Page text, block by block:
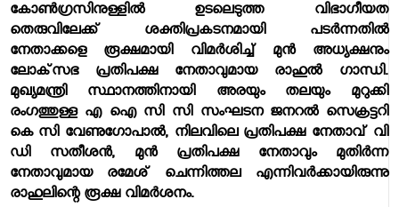
കോണ്‍ഗ്രസിനുള്ളില്‍ ഉടലെടുത്ത വിഭാഗീയത
തെരുവിലേക്ക് ശക്തിപ്രകടനമായി പടര്‍ന്നതില്‍
നേതാക്കളെ രൂക്ഷമായി വിമര്‍ശിച്ച് മുന്‍ അധ്യക്ഷനും
ലോക്‌സഭ പ്രതിപക്ഷ നേതാവുമായ രാഹുല്‍ ഗാന്ധി.
മുഖ്യമന്ത്രി സ്ഥാനത്തിനായി അരയും തലയും മുറുക്കി
രംഗത്തുള്ള എ ഐ സി സി സംഘടന ജനറല്‍ സെക്രട്ടറി
കെ സി വേണുഗോപാല്‍, നിലവിലെ പ്രതിപക്ഷ നേതാവ് വി
ഡി സതീശന്‍, മുന്‍ പ്രതിപക്ഷ നേതാവും മുതിര്‍ന്ന
നേതാവുമായ രമേശ് ചെന്നിത്തല എന്നിവര്‍ക്കായിരുന്നു
രാഹുലിന്റെ രൂക്ഷ വിമര്‍ശനം.